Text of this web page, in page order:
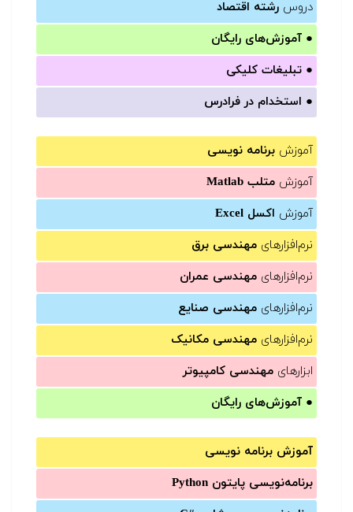
دروس رشته اقتصاد
● آموزش‌های رایگان
● تبلیغات کلیکی
● استخدام در فرادرس
آموزش برنامه نویسی
آموزش متلب Matlab
آموزش اکسل Excel
نرم‌افزارهای مهندسی برق
نرم‌افزارهای مهندسی عمران
نرم‌افزارهای مهندسی صنایع
نرم‌افزارهای مهندسی مکانیک
ابزارهای مهندسی کامپیوتر
● آموزش‌های رایگان
آموزش برنامه نویسی
برنامه‌نویسی پایتون Python